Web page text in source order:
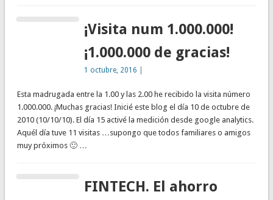
¡Visita num 1.000.000!
¡1.000.000 de gracias!
1 octubre, 2016
Esta madrugada entre la 1.00 y las 2.00 he recibido la visita número
1.000.000. ¡Muchas gracias! Inicié este blog el día 10 de octubre de
2010 (10/10/10). El día 15 activé la medición desde google analytics.
Aquél día tuve 11 visitas …supongo que todos familiares o amigos
muy próximos 🙂 …
FINTECH. El ahorro